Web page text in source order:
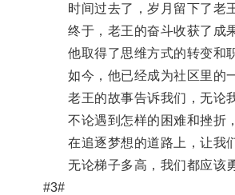
时间过去了，岁月留下了老王
终于，老王的奋斗收获了成果
他取得了思维方式的转变和职
如今，他已经成为社区里的一
老王的故事告诉我们，无论我
不论遇到怎样的困难和挫折，
在追逐梦想的道路上，让我们
无论梯子多高，我们都应该勇
#3#